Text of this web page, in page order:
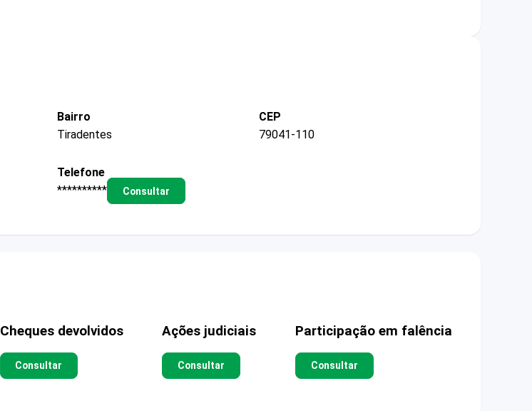
Bairro
Tiradentes
CEP
79041-110
Telefone
**********
Consultar
Cheques devolvidos
Consultar
Ações judiciais
Consultar
Participação em falência
Consultar